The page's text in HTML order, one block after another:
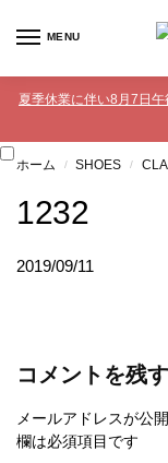
MENU
夏季休業に伴い8月7日
ホーム / SHOES /
1232
2019/09/11
コメントを残す
メールアドレスが公
欄は必須項目です